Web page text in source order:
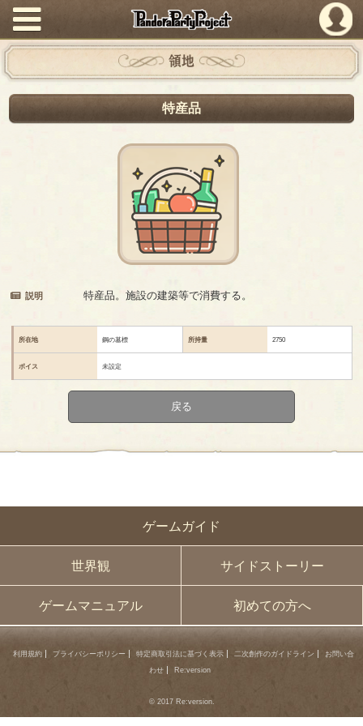
PandoraPartyProject
ゲームガイド
世界観 サイドストーリー
ゲームマニュアル 初めての方へ
領地
特産品
説明 特産品。施設の建築等で消費する。
所在地 鋼の墓標 所持量 2750
ボイス 未設定
戻る
利用規約 プライバシーポリシー 特定商取引法に基づく表示 二次創作のガイドライン
お問い合
わせ
Re:version
© 2017 Re:version.